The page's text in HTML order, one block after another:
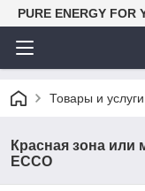
PURE ENERGY FOR
Товары и услуги
Красная зона
ECCO